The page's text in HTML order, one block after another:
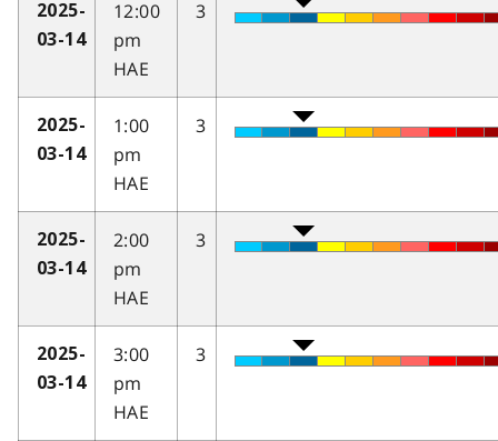
2025-
03-14
12:00
pm
HAE
3
2025-
03-14
1:00
pm
HAE
3
2025-
03-14
2:00
pm
HAE
3
2025-
03-14
3:00
pm
HAE
3